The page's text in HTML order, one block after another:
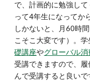
で、計画的に勉強し
って4年生になってか
しかないと、月60時
こそこ大変です）。
礎講座やグローバル
受講できますので、
んで受講すると良い